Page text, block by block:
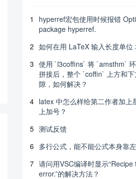
1
hyperref宏包使用时候报错
package hyperref.
2 如何在用 LaTeX 输入长度单位
3 使用 `l3coffins` 将 `amsthm`
拼接后，整个 `coffin` 上方和
隙，如何解决？
4 latex 中怎么样给第二作者加上
上加号？
5 测试反馈
6 多行公式，能不能公式本身靠
7 请问用VSC编译时显示
error.”的解决方法？